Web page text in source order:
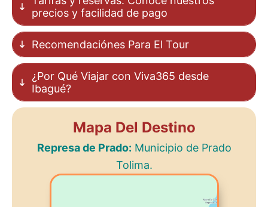
precios y facilidad de pago
Recomendaciónes Para El Tour
¿Por Qué Viajar con Viva365 desde
Ibagué?
Mapa Del Destino
Represa de Prado: Municipio de Prado
Tolima.